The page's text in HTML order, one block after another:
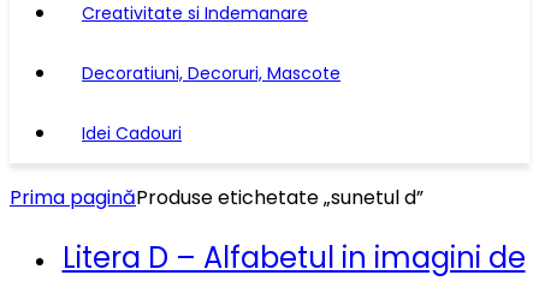
Creativitate si Indemanare
Decoratiuni, Decoruri, Mascote
Idei Cadouri
Prima paginăProduse etichetate „sunetul d”
Litera D – Alfabetul in imagini de